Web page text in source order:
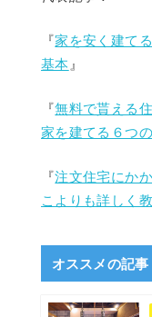
『家を安く建て
基本 』
『無料で貰える
家を建てる６つ
『注文住宅にか
こよりも詳しく
オススメの記事